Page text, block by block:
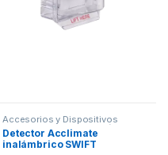
Accesorios y Dispositivos
Direccionables, Detección de
Fuego
Detector Acclimate
inalámbrico SWIFT